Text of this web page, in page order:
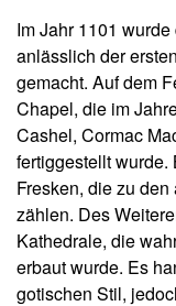
Im Jahr 1101
anlässlich der
gemacht. Auf dem
Chapel, die im
Cashel, Cormac
fertiggestellt
Fresken, die zu
zählen. Des
Kathedrale, die
erbaut wurde. Es
gotischen Stil,